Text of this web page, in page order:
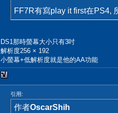
FF7R有寫play it first在PS4,
DS1那時螢幕大小只有3吋
解析度256 × 192
小螢幕+低解析度就是他的AA功能
引用:
作者OscarShih